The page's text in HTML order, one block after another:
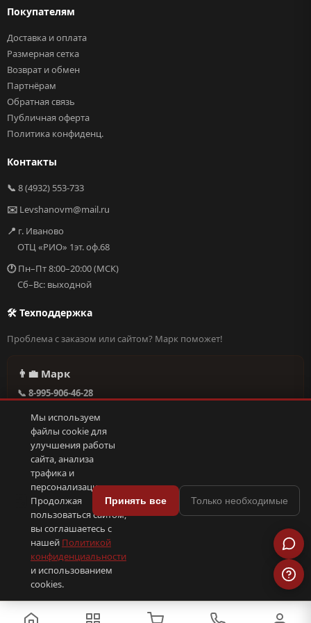
Покупателям
Доставка и оплата
Размерная сетка
Возврат и обмен
Партнёрам
Обратная связь
Публичная оферта
Политика конфиденц.
Контакты
📞 8 (4932) 553-733
✉️ Levshanovm@mail.ru
📍 г. Иваново
ОТЦ «РИО» 1эт. оф.68
🕐Пн–Пт 8:00–20:00 (МСК)
Сб–Вс: выходной
🛠 Техподдержка
Проблема с заказом или сайтом? Марк поможет!
👨‍💼 Марк
📞 8-995-906-46-28
🕐 Круглосуточно, без выходных
Написать в поддержку →
© 2026 С иголочки | 37. Все права защищены.
🛠 Поддержка·Оферта· 📦 YML-фид
Сделано в .su
Мы используем
файлы cookie для
улучшения работы
сайта, анализа
трафика и
персонализации.
Продолжая
пользоваться сайтом,
вы соглашаетесь с
нашей Политикой
конфиденциальности
и использованием
cookies.
Принять все Только необходимые